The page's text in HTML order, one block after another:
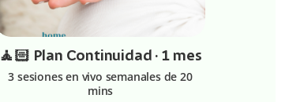
🧘🏻 Plan Continuidad · 1 mes
3 sesiones en vivo semanales de 20
mins